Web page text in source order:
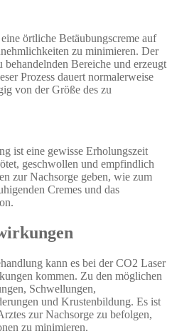
örtliche Betäubungscreme auf
zu minimieren. Der
Bereiche und erzeugt
Prozess dauert normalerweise
von der Größe des zu
ist eine gewisse Erholungszeit
geschwollen und empfindlich
zur Nachsorge geben, wie zum
Cremes und das
kann es bei der CO2 Laser
kommen. Zu den möglichen
Schwellungen,
und Krustenbildung. Es ist
zur Nachsorge zu befolgen,
zu minimieren.